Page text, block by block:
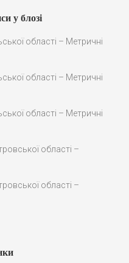
у блозі
області – Метричні
області – Метричні
області – Метричні
області –
області –